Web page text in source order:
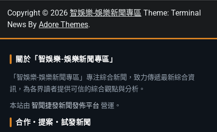
Copyright © 2026 智娛樂-娛樂新聞專區 Theme: Terminal
News By Adore Themes.
關於「智娛樂-娛樂新聞專區」
「智娛樂-娛樂新聞專區」專注綜合新聞，致力傳遞最新綜合資
訊，為各界讀者提供可信的綜合觀點與分析。
本站由 智聞捷發新聞發佈平台 營運。
合作・提案・試發新聞